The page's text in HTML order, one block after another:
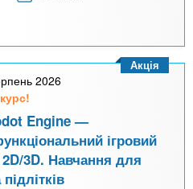
2026
Engine —
ігровий
3D. Навчання для
Акція